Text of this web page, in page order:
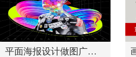
平面海报设计做图广告宣传单页